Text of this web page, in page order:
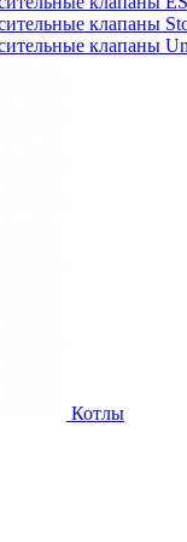
клапаны
клапаны
Котлы